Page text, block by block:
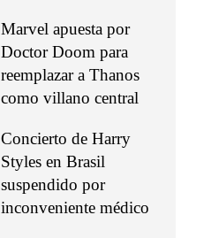
Marvel apuesta por
Doctor Doom para
reemplazar a Thanos
como villano central
Concierto de Harry
Styles en Brasil
suspendido por
inconveniente médico